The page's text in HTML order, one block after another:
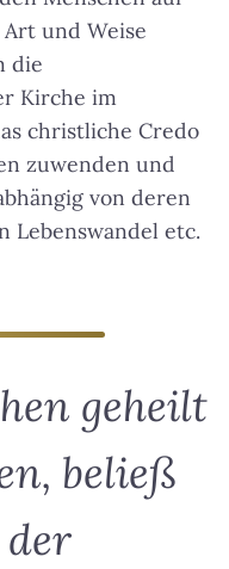
und Weise
die
Kirche im
christliche Credo
zuwenden und
von deren
Lebenswandel etc.
geheilt
beließ
der